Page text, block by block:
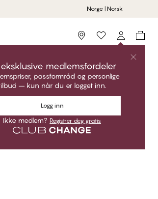
Norge | Norsk
Storefinder
eksklusive medlemsfordeler
passformråd og personlige
– kun når du er logget inn.
Logg inn
Ikke medlem? Registrer deg gratis
eksklusive medlemstilbud!
innlogget.